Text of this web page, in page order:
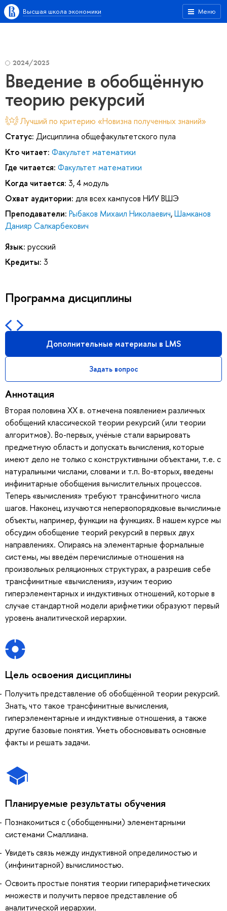
Меню
Высшая школа экономики
2024/2025
Введение в обобщённую
теорию рекурсий
Лучший по критерию «Новизна полученных знаний»
Статус: Дисциплина общефакультетского пула
Кто читает: Факультет математики
Где читается: Факультет математики
Когда читается: 3, 4 модуль
Охват аудитории: для всех кампусов НИУ ВШЭ
Преподаватели: Рыбаков Михаил Николаевич,Шамканов
Данияр Салкарбекович
Язык: русский
Кредиты: 3
Программа дисциплины
Дополнительные материалы в LMS
Задать вопрос
Аннотация
Вторая половина XX в. отмечена появлением различных
обобщений классической теории рекурсий (или теории
алгоритмов). Во-первых, учёные стали варьировать
предметную область и допускать вычисления, которые
имеют дело не только с конструктивными объектами, т.е. с
натуральными числами, словами и т.п. Во-вторых, введены
инфинитарные обобщения вычислительных процессов.
Теперь «вычисления» требуют трансфинитного числа
шагов. Наконец, изучаются непервопорядковые вычислимые
объекты, например, функции на функциях. В нашем курсе мы
обсудим обобщение теорий рекурсий в первых двух
направлениях. Опираясь на элементарные формальные
системы, мы введём перечислимые отношения на
произвольных реляционных структурах, а разрешив себе
трансфинитные «вычисления», изучим теорию
гиперэлементарных и индуктивных отношений, которые в
случае стандартной модели арифметики образуют первый
уровень аналитической иерархии.
Цель освоения дисциплины
Получить представление об обобщённой теории рекурсий.
Знать, что такое трансфинитные вычисления,
гиперэлементарные и индуктивные отношения, а также
другие базовые понятия. Уметь обосновывать основные
факты и решать задачи.
Планируемые результаты обучения
Познакомиться с (обобщенными) элементарными
системами Смаллиана.
Увидеть связь между индуктивной определимостью и
(инфинитарной) вычислимостью.
Освоить простые понятия теории гиперарифметических
множеств и получить первое представление об
аналитической иерархии.